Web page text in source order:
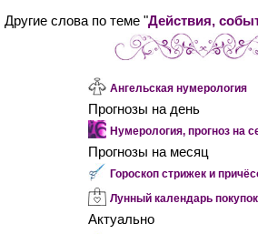
Другие слова по теме "Действия,
Ангельская нумерология
Прогнозы на день
Нумерология, прогноз на
Прогнозы на месяц
Гороскоп стрижек и
Лунный календарь
Актуально